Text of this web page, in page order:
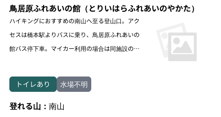
鳥居原ふれあいの館（とりいはらふれあいのやかた）
ハイキングにおすすめの南山へ至る登山口。アク
セスは橋本駅よりバスに乗り、鳥居原ふれあいの
館バス停下車。マイカー利用の場合は同施設の駐
トイレあり 水場不明
登れる山： 南山